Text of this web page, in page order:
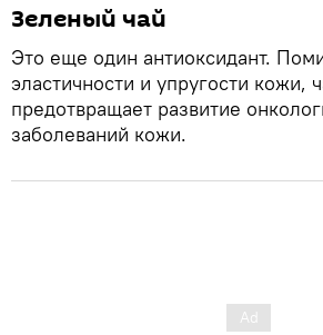
Зеленый чай
Это еще один антиоксидант.
эластичности и упругости кожи,
предотвращает развитие
заболеваний кожи.